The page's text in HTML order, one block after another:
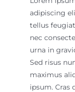
adipiscing
tellus
nec
urna in
Sed risus
maximus
ipsum. Cras